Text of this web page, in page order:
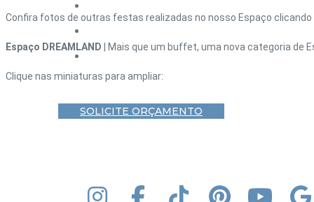
CONTATO
SOLICITE ORÇAMENTO
Confira fotos de outras festas realizadas no nosso Espaço clicando
Espaço DREAMLAND | Mais que um buffet, uma nova categoria de
Clique nas miniaturas para ampliar: